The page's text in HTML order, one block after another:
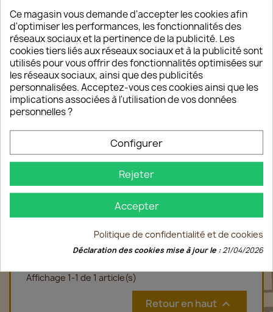
Affichage 1-1 de 1 article(s)
LORANG Bulles Muscat 2017 75cl
9,00 €
favorite_border
Affichage 1-1 de 1 article(s)
Retour en haut 
Ce magasin vous demande d'accepter les cookies afin
d'optimiser les performances, les fonctionnalités des
réseaux sociaux et la pertinence de la publicité. Les
cookies tiers liés aux réseaux sociaux et à la publicité sont
utilisés pour vous offrir des fonctionnalités optimisées sur
les réseaux sociaux, ainsi que des publicités
personnalisées. Acceptez-vous ces cookies ainsi que les
implications associées à l'utilisation de vos données
personnelles ?
Configurer
Rejeter
Accepter
Politique de confidentialité et de cookies
Déclaration des cookies mise à jour le :21/04/2026